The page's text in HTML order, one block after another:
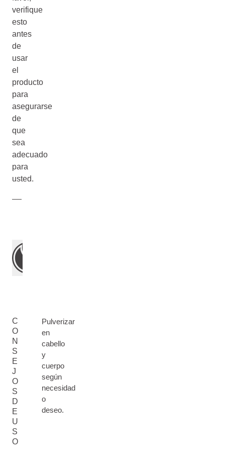
verifique
esto
antes
de
usar
el
producto
para
asegurarse
de
que
sea
adecuado
para
usted.
C
O
N
S
E
J
O
S
D
E
U
S
O
Pulverizar
en
cabello
y
cuerpo
según
necesidad
o
deseo.